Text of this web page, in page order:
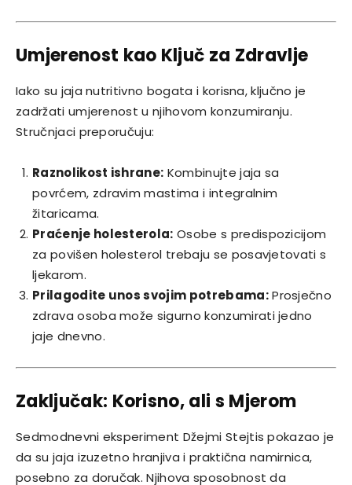
Umjerenost kao Ključ za Zdravlje
Iako su jaja nutritivno bogata i korisna, ključno je
zadržati umjerenost u njihovom konzumiranju.
Stručnjaci preporučuju:
Raznolikost ishrane: Kombinujte jaja sa
povrćem, zdravim mastima i integralnim
žitaricama.
Praćenje holesterola: Osobe s predispozicijom
za povišen holesterol trebaju se posavjetovati s
ljekarom.
Prilagodite unos svojim potrebama:Prosječno
zdrava osoba može sigurno konzumirati jedno
jaje dnevno.
Zaključak: Korisno, ali s Mjerom
Sedmodnevni eksperiment Džejmi Stejtis pokazao je
da su jaja izuzetno hranjiva i praktična namirnica,
posebno za doručak. Njihova sposobnost da